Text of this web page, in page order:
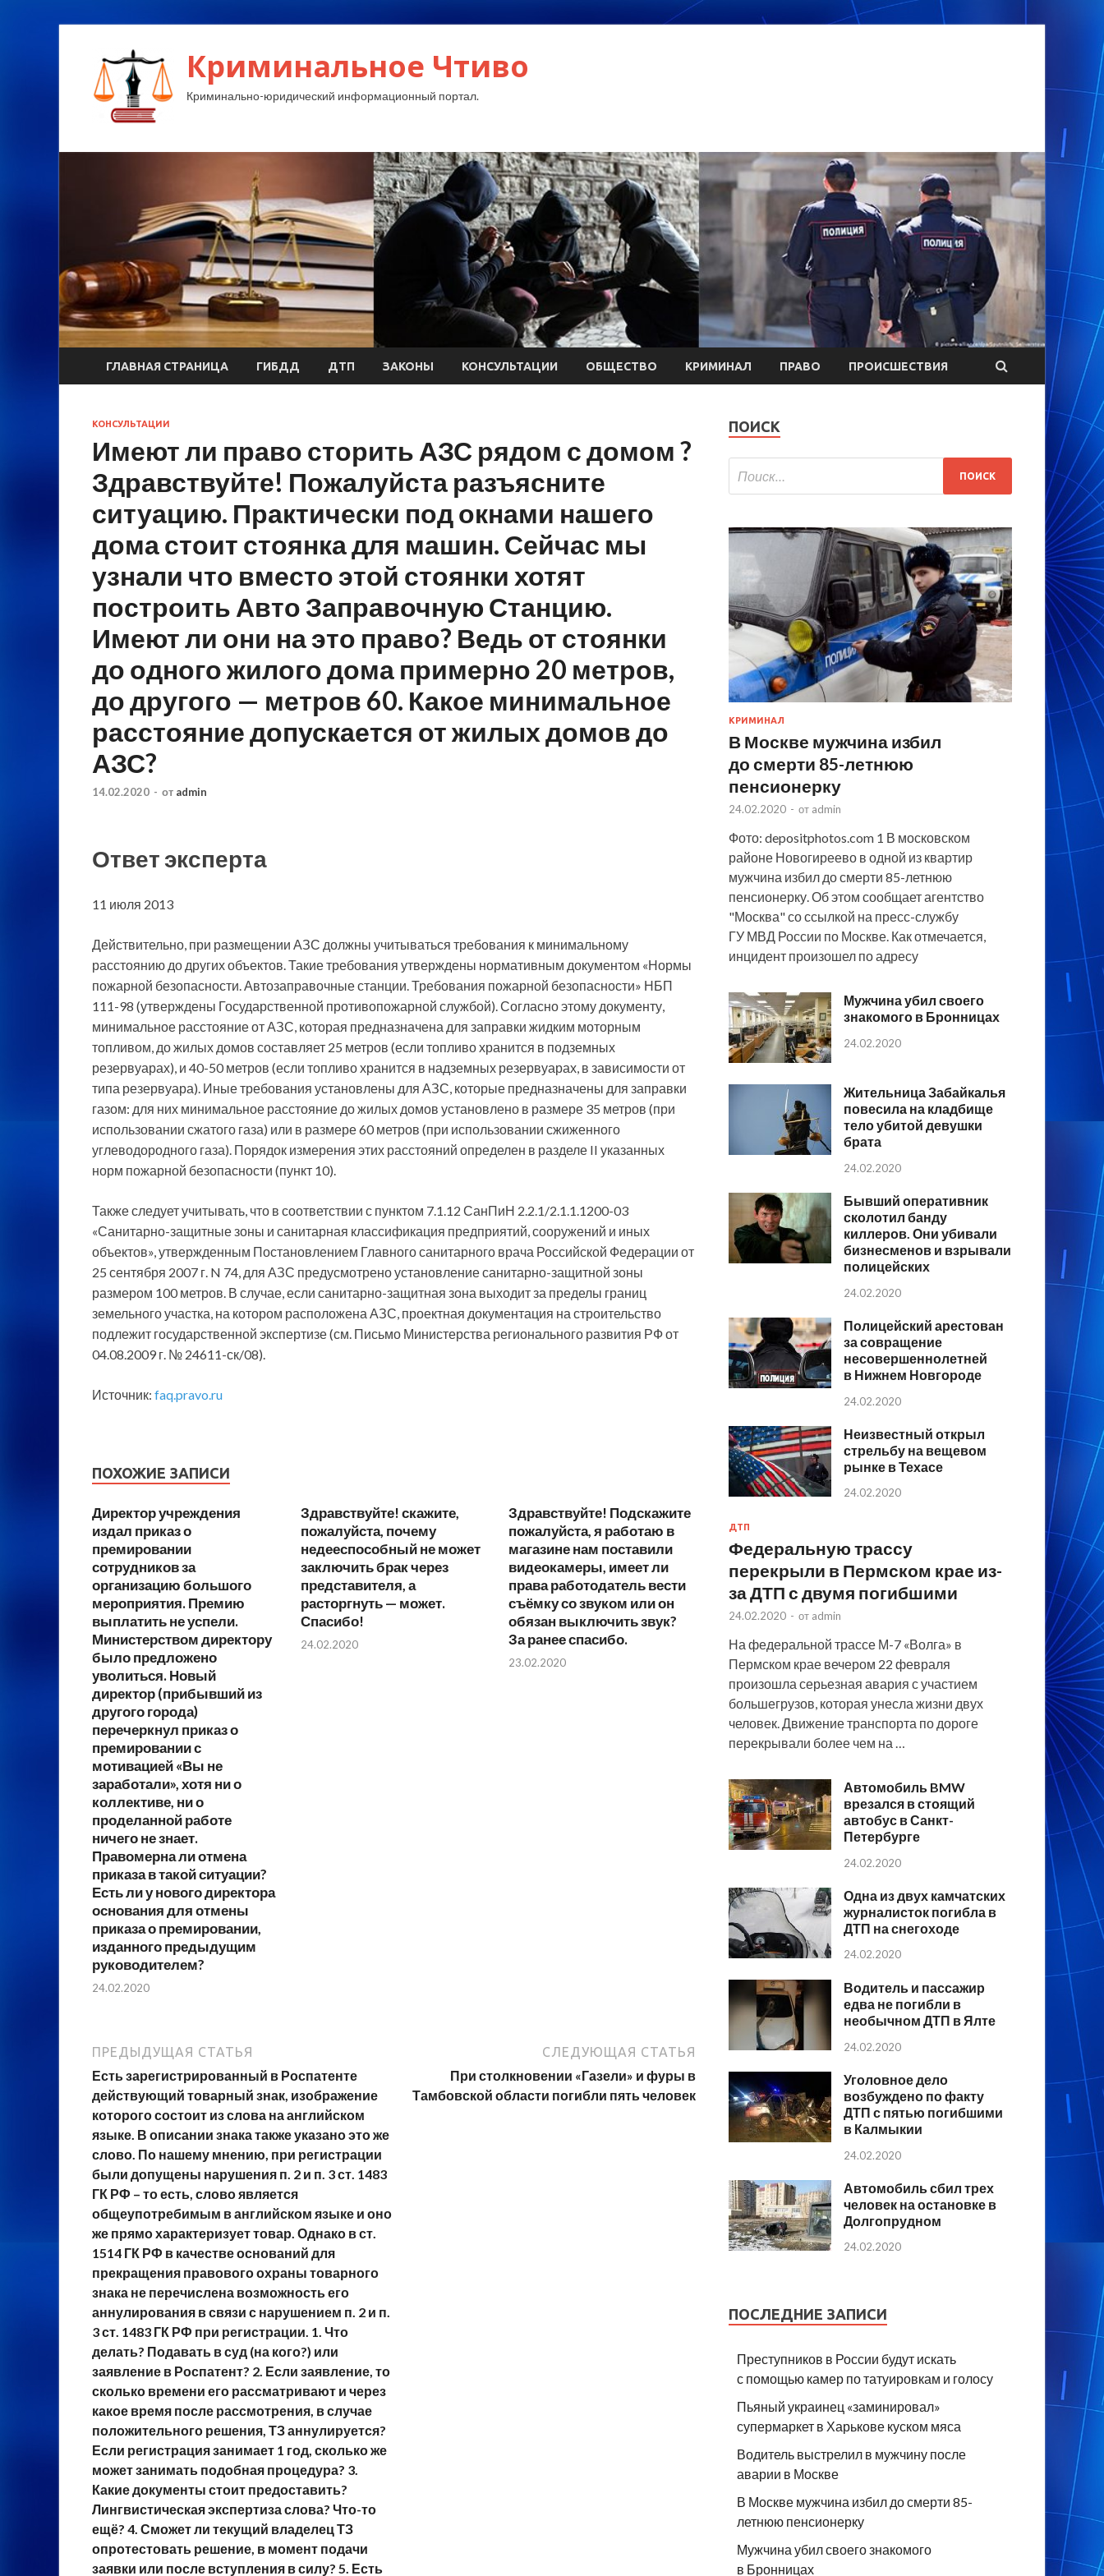
Криминальное Чтиво
Криминально-юридический информационный портал.
ГЛАВНАЯ СТРАНИЦА ГИБДД ДТП ЗАКОНЫ КОНСУЛЬТАЦИИ ОБЩЕСТВО КРИМИНАЛ ПРАВО ПРОИСШЕСТВИЯ
КОНСУЛЬТАЦИИ
Имеют ли право сторить АЗС рядом с домом ?
Здравствуйте! Пожалуйста разъясните
ситуацию. Практически под окнами нашего
дома стоит стоянка для машин. Сейчас мы
узнали что вместо этой стоянки хотят
построить Авто Заправочную Станцию.
Имеют ли они на это право? Ведь от стоянки
до одного жилого дома примерно 20 метров,
до другого — метров 60. Какое минимальное
расстояние допускается от жилых домов до
АЗС?
14.02.2020 - от admin
Ответ эксперта
11 июля 2013
Действительно, при размещении АЗС должны учитываться требования к минимальному
расстоянию до других объектов. Такие требования утверждены нормативным документом «Нормы
пожарной безопасности. Автозаправочные станции. Требования пожарной безопасности» НБП
111-98 (утверждены Государственной противопожарной службой). Согласно этому документу,
минимальное расстояние от АЗС, которая предназначена для заправки жидким моторным
топливом, до жилых домов составляет 25 метров (если топливо хранится в подземных
резервуарах), и 40-50 метров (если топливо хранится в надземных резервуарах, в зависимости от
типа резервуара). Иные требования установлены для АЗС, которые предназначены для заправки
газом: для них минимальное расстояние до жилых домов установлено в размере 35 метров (при
использовании сжатого газа) или в размере 60 метров (при использовании сжиженного
углеводородного газа). Порядок измерения этих расстояний определен в разделе II указанных
норм пожарной безопасности (пункт 10).
Также следует учитывать, что в соответствии с пунктом 7.1.12 СанПиН 2.2.1/2.1.1.1200-03
«Санитарно-защитные зоны и санитарная классификация предприятий, сооружений и иных
объектов», утвержденным Постановлением Главного санитарного врача Российской Федерации от
25 сентября 2007 г. N 74, для АЗС предусмотрено установление санитарно-защитной зоны
размером 100 метров. В случае, если санитарно-защитная зона выходит за пределы границ
земельного участка, на котором расположена АЗС, проектная документация на строительство
подлежит государственной экспертизе (см. Письмо Министерства регионального развития РФ от
04.08.2009 г. № 24611-ск/08).
Источник: faq.pravo.ru
ПОХОЖИЕ ЗАПИСИ
Директор учреждения
издал приказ о
премировании
сотрудников за
организацию большого
мероприятия. Премию
выплатить не успели.
Министерством директору
было предложено
уволиться. Новый
директор (прибывший из
другого города)
перечеркнул приказ о
премировании с
мотивацией «Вы не
заработали», хотя ни о
коллективе, ни о
проделанной работе
ничего не знает.
Правомерна ли отмена
приказа в такой ситуации?
Есть ли у нового директора
основания для отмены
приказа о премировании,
изданного предыдущим
руководителем?
24.02.2020
Здравствуйте! скажите,
пожалуйста, почему
недееспособный не может
заключить брак через
представителя, а
расторгнуть — может.
Спасибо!
24.02.2020
Здравствуйте! Подскажите
пожалуйста, я работаю в
магазине нам поставили
видеокамеры, имеет ли
права работодатель вести
съёмку со звуком или он
обязан выключить звук?
За ранее спасибо.
23.02.2020
ПРЕДЫДУЩАЯ СТАТЬЯ
Есть зарегистрированный в Роспатенте
действующий товарный знак, изображение
которого состоит из слова на английском
языке. В описании знака также указано это же
слово. По нашему мнению, при регистрации
были допущены нарушения п. 2 и п. 3 ст. 1483
ГК РФ – то есть, слово является
общеупотребимым в английском языке и оно
же прямо характеризует товар. Однако в ст.
1514 ГК РФ в качестве оснований для
прекращения правового охраны товарного
знака не перечислена возможность его
аннулирования в связи с нарушением п. 2 и п.
3 ст. 1483 ГК РФ при регистрации. 1. Что
делать? Подавать в суд (на кого?) или
заявление в Роспатент? 2. Если заявление, то
сколько времени его рассматривают и через
какое время после рассмотрения, в случае
положительного решения, ТЗ аннулируется?
Если регистрация занимает 1 год, сколько же
может занимать подобная процедура? 3.
Какие документы стоит предоставить?
Лингвистическая экспертиза слова? Что-то
ещё? 4. Сможет ли текущий владелец ТЗ
опротестовать решение, в момент подачи
заявки или после вступления в силу? 5. Есть
СЛЕДУЮЩАЯ СТАТЬЯ
При столкновении «Газели» и фуры в
Тамбовской области погибли пять человек
ПОИСК
КРИМИНАЛ
В Москве мужчина избил
до смерти 85-летнюю
пенсионерку
24.02.2020 - от admin
Фото: depositphotos.com 1 В московском
районе Новогиреево в одной из квартир
мужчина избил до смерти 85-летнюю
пенсионерку. Об этом сообщает агентство
"Москва" со ссылкой на пресс-службу
ГУ МВД России по Москве. Как отмечается,
инцидент произошел по адресу
Мужчина убил своего
знакомого в Бронницах
24.02.2020
Жительница Забайкалья
повесила на кладбище
тело убитой девушки
брата
24.02.2020
Бывший оперативник
сколотил банду
киллеров. Они убивали
бизнесменов и взрывали
полицейских
24.02.2020
Полицейский арестован
за совращение
несовершеннолетней
в Нижнем Новгороде
24.02.2020
Неизвестный открыл
стрельбу на вещевом
рынке в Техасе
24.02.2020
ДТП
Федеральную трассу
перекрыли в Пермском крае из-
за ДТП с двумя погибшими
24.02.2020 - от admin
На федеральной трассе М-7 «Волга» в
Пермском крае вечером 22 февраля
произошла серьезная авария с участием
большегрузов, которая унесла жизни двух
человек. Движение транспорта по дороге
перекрывали более чем на …
Автомобиль BMW
врезался в стоящий
автобус в Санкт-
Петербурге
24.02.2020
Одна из двух камчатских
журналисток погибла в
ДТП на снегоходе
24.02.2020
Водитель и пассажир
едва не погибли в
необычном ДТП в Ялте
24.02.2020
Уголовное дело
возбуждено по факту
ДТП с пятью погибшими
в Калмыкии
24.02.2020
Автомобиль сбил трех
человек на остановке в
Долгопрудном
24.02.2020
ПОСЛЕДНИЕ ЗАПИСИ
Преступников в России будут искать
с помощью камер по татуировкам и голосу
Пьяный украинец «заминировал»
супермаркет в Харькове куском мяса
Водитель выстрелил в мужчину после
аварии в Москве
В Москве мужчина избил до смерти 85-
летнюю пенсионерку
Мужчина убил своего знакомого
в Бронницах